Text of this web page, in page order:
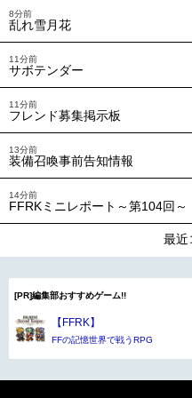
8分前
乱れ雪月花
11分前
サボテンダー
11分前
フレンド募集掲示板
13分前
装備召喚事前告知情報
14分前
FFRKミニレポート～第104回～
最近
[PR]編集部おすすめゲーム!!
【FFRK】
FFの記憶世界で戦うRPG